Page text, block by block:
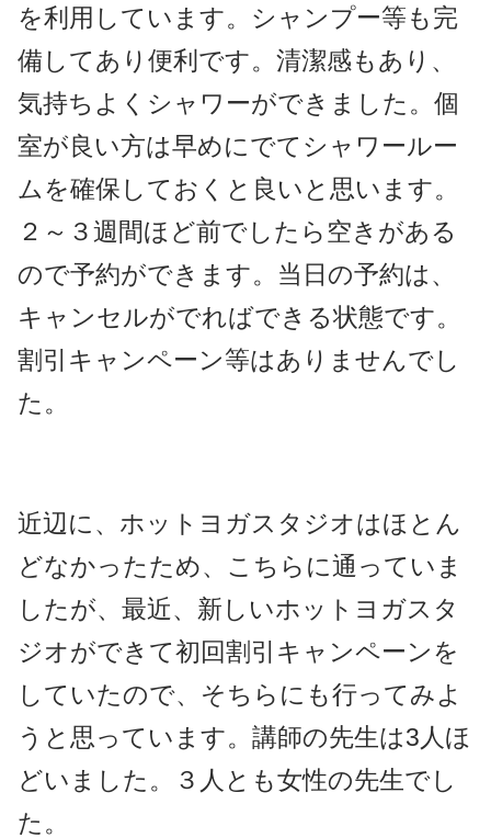
を利用しています。シャンプー等も完
備してあり便利です。清潔感もあり、
気持ちよくシャワーができました。個
室が良い方は早めにでてシャワールー
ムを確保しておくと良いと思います。
２～３週間ほど前でしたら空きがある
ので予約ができます。当日の予約は、
キャンセルがでればできる状態です。
割引キャンペーン等はありませんでし
た。
近辺に、ホットヨガスタジオはほとん
どなかったため、こちらに通っていま
したが、最近、新しいホットヨガスタ
ジオができて初回割引キャンペーンを
していたので、そちらにも行ってみよ
うと思っています。講師の先生は3人ほ
どいました。３人とも女性の先生でし
た。